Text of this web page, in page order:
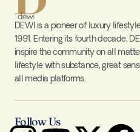
DEWI is a pioneer of luxury
1991. Entering its fourth decade,
inspire the community on all
lifestyle with substance, great
all media platforms.
Follow Us